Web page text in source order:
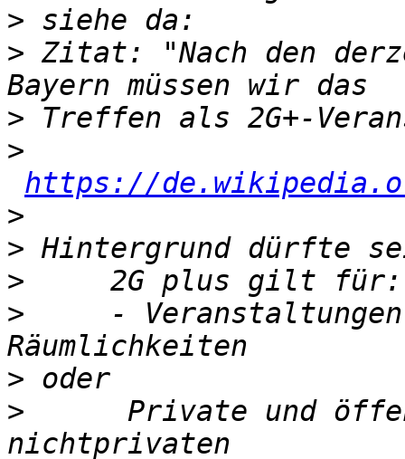
>
> Zitat: "Nach den
>
>
https://
>
>
>
> - Veranstaltungen
>
> Private und